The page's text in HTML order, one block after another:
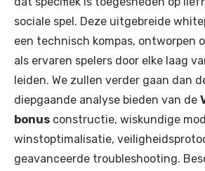
sociale spel. Deze uitgebreide
een technisch kompas, ontworpen
als ervaren spelers door elke laag
leiden. We zullen verder gaan dan
diepgaande analyse bieden van de
bonus constructie, wiskundige
winstoptimalisatie,
geavanceerde troubleshooting.